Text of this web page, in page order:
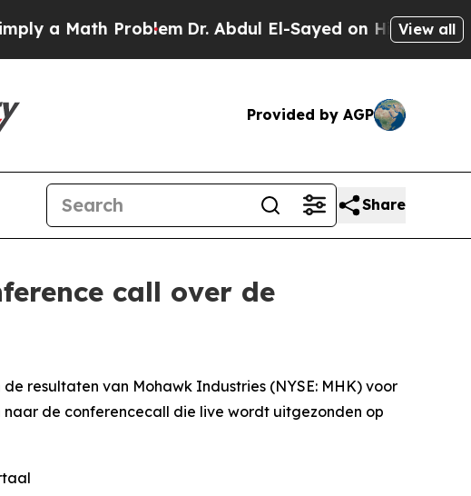
Math ProblemDr. Abdul El-Sayed on Historic View all
Provided by AGP
Share
call over de
resultaten van Mohawk Industries (NYSE: MHK) voor
de conferencecall die live wordt uitgezonden op